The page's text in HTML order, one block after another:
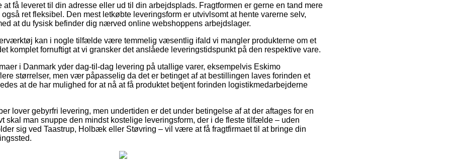
få leveret til din adresse eller ud til din arbejdsplads. Fragtformen er gerne en tand mere
ret fleksibel. Den mest letkøbte leveringsform er utvivlsomt at hente varerne selv,
at du fysisk befinder dig nærved online webshoppens arbejdslager.
kan i nogle tilfælde være temmelig væsentlig ifald vi mangler produkterne om et
komplet fornuftigt at vi gransker det anslåede leveringstidspunkt på den respektive vare.
i Danmark yder dag-til-dag levering på utallige varer, eksempelvis Eskimo
størrelser, men vær påpasselig da det er betinget af at bestillingen laves forinden et
at de har mulighed for at nå at få produktet betjent forinden logistikmedarbejderne
lover gebyrfri levering, men undertiden er det under betingelse af at der aftages for en
skal man snuppe den mindst kostelige leveringsform, der i de fleste tilfælde – uden
sig ved Taastrup, Holbæk eller Støvring – vil være at få fragtfirmaet til at bringe din